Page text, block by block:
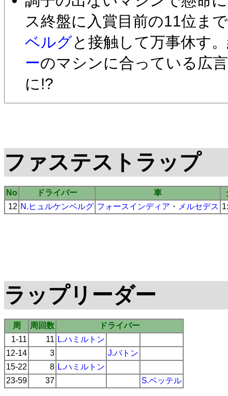
ス終盤に入賞目前の11位ま
ベルグと接触して万事休す
ーのマシンに合っている広
に!?
ファステストラップ
No ドライバー 車
12 N.ヒュルケンベルグ フォースインディア ・ メルセデス
ラップリーダー
周 周回数
ドライバー
1-11
11 L.ハミルトン
12-14
3
J.バトン
15-22
8 L.ハミルトン
23-59
37 S.ベッテル